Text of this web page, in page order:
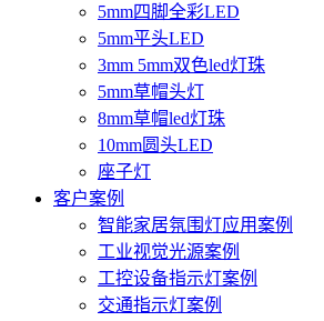
5mm四脚全彩LED
5mm平头LED
3mm 5mm双色led灯珠
5mm草帽头灯
8mm草帽led灯珠
10mm圆头LED
座子灯
客户案例
智能家居氛围灯应用案例
工业视觉光源案例
工控设备指示灯案例
交通指示灯案例